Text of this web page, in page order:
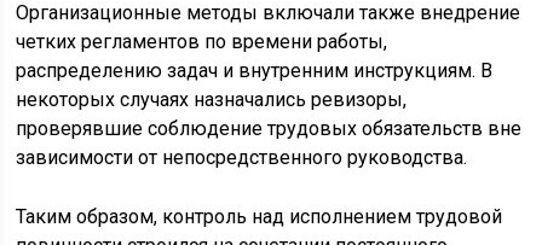
Организационные методы включали также внедрение
четких регламентов по времени работы,
распределению задач и внутренним инструкциям. В
некоторых случаях назначались ревизоры,
проверявшие соблюдение трудовых обязательств вне
зависимости от непосредственного руководства.
Таким образом, контроль над исполнением трудовой